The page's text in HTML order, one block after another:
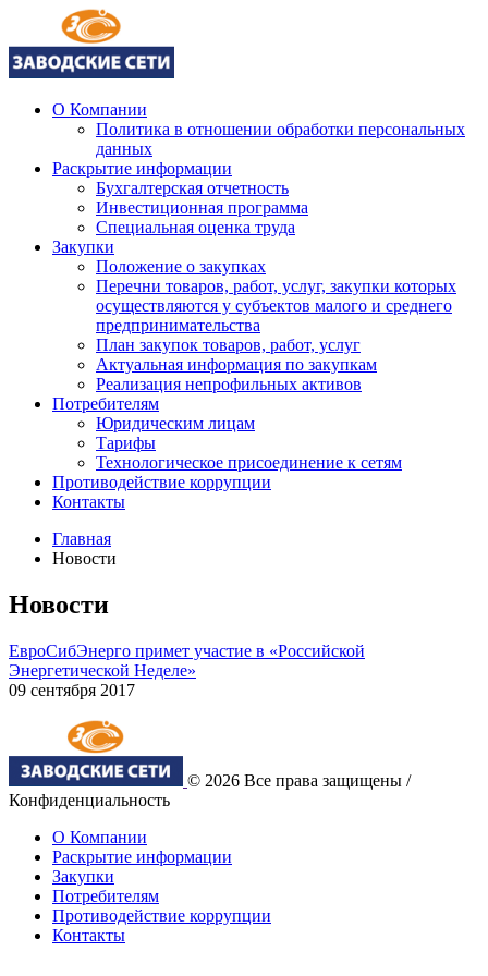
О Компании
Политика в отношении обработки персональных
данных
Раскрытие информации
Бухгалтерская отчетность
Инвестиционная программа
Специальная оценка труда
Закупки
Положение о закупках
Перечни товаров, работ, услуг, закупки которых
осуществляются у субъектов малого и среднего
предпринимательства
План закупок товаров, работ, услуг
Актуальная информация по закупкам
Реализация непрофильных активов
Потребителям
Юридическим лицам
Тарифы
Технологическое присоединение к сетям
Противодействие коррупции
Контакты
Главная
Новости
Новости
ЕвроСибЭнерго примет участие в «Российской
Энергетической Неделе»
09 сентября 2017
© 2026 Все права защищены /
Конфиденциальность
О Компании
Раскрытие информации
Закупки
Потребителям
Противодействие коррупции
Контакты